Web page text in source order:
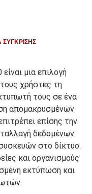
ΣΎΓΚΡΙΣΗΣ
μια επιλογή
χρήστες τη
τους σε ένα
απομακρυσμένων
επίσης την
δεδομένων
στο δίκτυο.
και οργανισμούς
εκτύπωση και